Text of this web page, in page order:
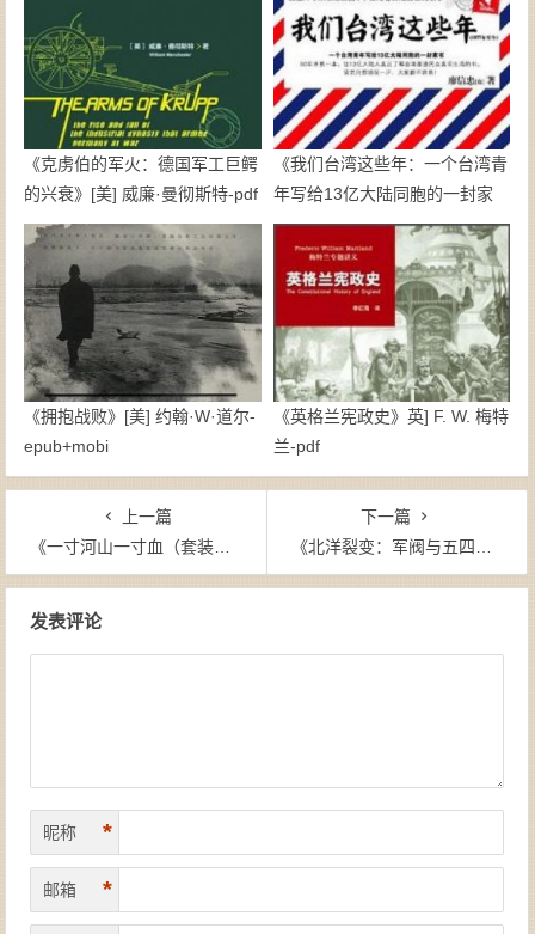
《克虏伯的军火：德国军工巨鳄
的兴衰》[美] 威廉·曼彻斯特-pdf
《我们台湾这些年：一个台湾青
年写给13亿大陆同胞的一封家
书》廖信忠-epub+mobi
《拥抱战败》[美] 约翰·W·道尔-
epub+mobi
《英格兰宪政史》英] F. W. 梅特
兰-pdf
上一篇
《一寸河山一寸血（套装全五册）》关河五十州-mobi
下一篇
《北洋裂变：军阀与五四》张鸣-mobi
发表评论
昵称 *
邮箱 *